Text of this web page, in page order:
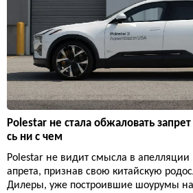
Polestar не стала обжаловать
сь ни с чем
Polestar не видит смысла в апелляции
апрета, признав свою китайскую
Дилеры, уже построившие шоурумы